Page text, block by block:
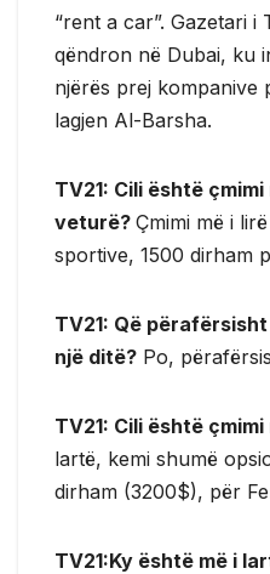
“rent a car”. Gazetari i
qëndron në Dubai, ku
njërës prej kompanive
lagjen Al-Barsha.
TV21: Cili është
veturë? Çmimi më i
sportive, 1500 dirham
TV21: Që
një ditë? Po,
TV21: Cili është
lartë, kemi shumë
dirham (3200$), për
TV21:Ky është më i